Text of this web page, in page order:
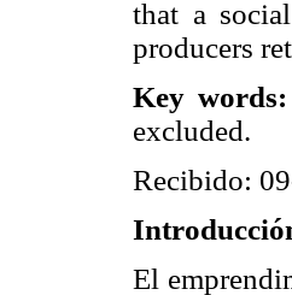
that a
producers
Key words:
excluded.
Recibido:
El